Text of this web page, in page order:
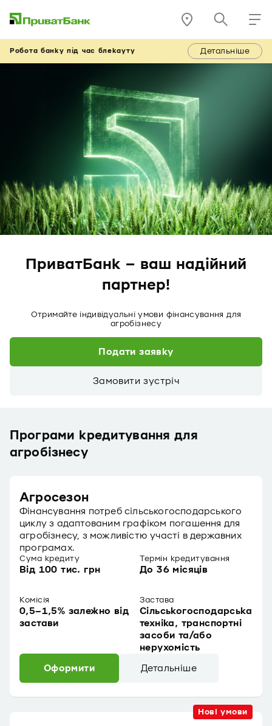
Робота банку під час блекауту Детальніше
ПриватБанк – ваш надійний
партнер!
Отримайте індивідуальні умови фінансування для
агробізнесу
Подати заявку
Замовити зустріч
Програми кредитування для
агробізнесу
Агросезон
Фінансування потреб сільськогосподарського
циклу з адаптованим графіком погашення для
агробізнесу, з можливістю участі в державних
програмах.
Сума кредиту
Від 100 тис. грн
Термін кредитування
До 36 місяців
Комісія
0,5–1,5% залежно від
застави
Застава
Сільськогосподарська
техніка, транспортні
засоби та/або
нерухомість
Оформити
Детальніше
Нові умови